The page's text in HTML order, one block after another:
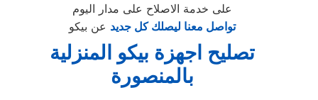
على خدمة الاصلاح على مدار اليوم
تواصل معنا ليصلك كل جديد عن بيكو
تصليح اجهزة بيكو المنزلية
بالمنصورة